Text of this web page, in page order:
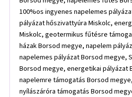
100%os ingyenes napelemes
pályázat hőszivattyúra Miskolc,
Miskolc, geotermikus fűtésre
házak Borsod megye, napelem
napelemes pályázat Borsod megye,
Borsod megye, energetikai pályázat
napelemre támogatás Borsod
nyílászáróra támogatás Borsod